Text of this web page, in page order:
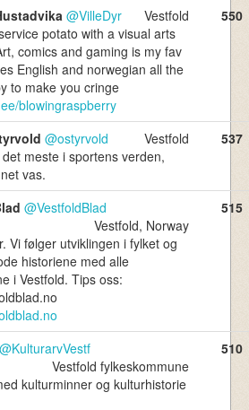
@VilleDyr
Vestfold
potato with a visual arts
comics and gaming is my fav
English and norwegian all the
to make you cringe
blowingraspberry
550
@ostyrvold
Vestfold
meste i sportens verden,
vas.
537
@VestfoldBlad
Vestfold, Norway
Vi følger utviklingen i fylket og
historiene med alle
i Vestfold. Tips oss:
515
@KulturarvVestf
Vestfold fylkeskommune
kulturminner og kulturhistorie
510